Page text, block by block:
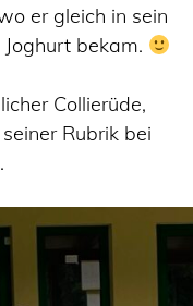
er gleich in sein
bekam.
Collierüde,
Rubrik bei